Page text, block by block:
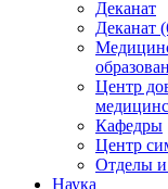
Деканат
Деканат
Центр
Кафедры
Центр
Отделы и
Наука